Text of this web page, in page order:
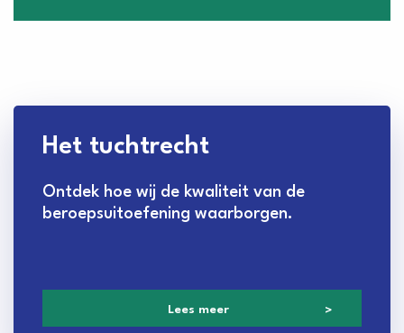
Het tuchtrecht
Ontdek hoe wij de kwaliteit van de
beroepsuitoefening waarborgen.
Lees meer
meer